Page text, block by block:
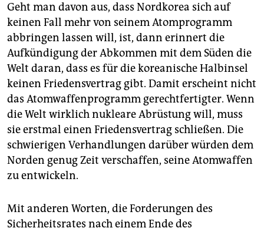
Geht man davon aus, dass Nordkorea sich auf
keinen Fall mehr von seinem Atomprogramm
abbringen lassen will, ist, dann erinnert die
Aufkündigung der Abkommen mit dem Süden die
Welt daran, dass es für die koreanische Halbinsel
keinen Friedensvertrag gibt. Damit erscheint nicht
das Atomwaffenprogramm gerechtfertigter. Wenn
die Welt wirklich nukleare Abrüstung will, muss
sie erstmal einen Friedensvertrag schließen. Die
schwierigen Verhandlungen darüber würden dem
Norden genug Zeit verschaffen, seine Atomwaffen
zu entwickeln.
Mit anderen Worten, die Forderungen des
Sicherheitsrates nach einem Ende des